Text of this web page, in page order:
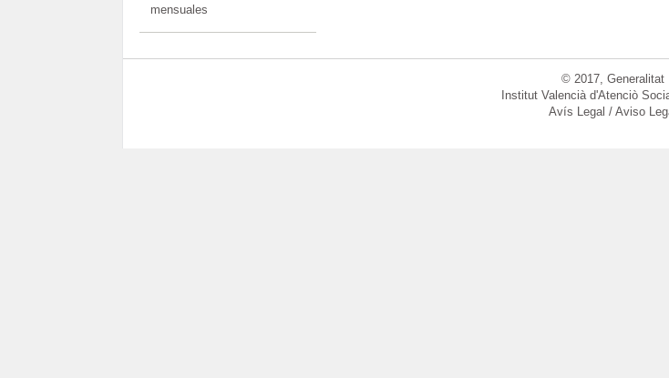
mensuales
© 2017, Generalitat
Institut Valencià d'Atenciò
Avís Legal / Aviso